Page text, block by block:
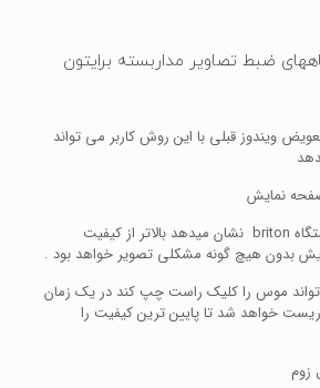
ضبط تصاویر مداربسته برایتون
ویندوز قبلی با این روش کاربر می تواند
زمانی که کیفیتی که دستگاه briton نشان میدهد بالاتر از کیفیت
بدون هیچ گونه مشکلی تصویر خواهد بود .
تواند موس را کلیک راست چپ کند در یک زمان
ریست خواهد شد تا پایین ترین کیفیت را